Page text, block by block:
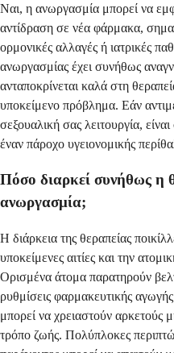
Ναι, η ανωργασμία μπορεί να
αντίδραση σε νέα φάρμακα,
ορμονικές αλλαγές ή ιατρικές
ανωργασμίας έχει συνήθως
ανταποκρίνεται καλά στη
υποκείμενο πρόβλημα. Εάν
σεξουαλική σας λειτουργία,
έναν πάροχο υγειονομικής
Πόσο διαρκεί συνήθως η
ανωργασμία;
Η διάρκεια της θεραπείας
υποκείμενες αιτίες και την
Ορισμένα άτομα παρατηρούν
ρυθμίσεις φαρμακευτικής
μπορεί να χρειαστούν αρκετούς
τρόπο ζωής. Πολύπλοκες